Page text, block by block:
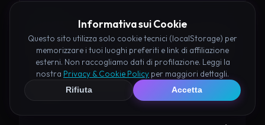
Valle delle Giganti Campello
Un luogo suggestivo e poco conosciuto nei pressi
di Campello, colmo di fascino e misteri del
passato.
Informativa sui Cookie
Questo sito utilizza solo cookie tecnici (localStorage) per
memorizzare i tuoi luoghi preferiti e link di affiliazione
esterni. Non raccogliamo dati di profilazione. Leggi la
nostra Privacy & Cookie Policy per maggiori dettagli.
Rifiuta Accetta